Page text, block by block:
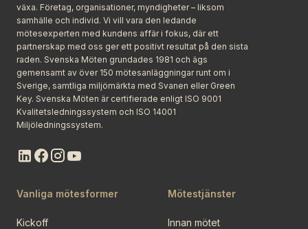
växa. Företag, organisationer, myndigheter – liksom
samhälle och individ. Vi vill vara den ledande
mötesexperten med kundens affär i fokus, där ett
partnerskap med oss ger ett positivt resultat på den sista
raden. Svenska Möten grundades 1981 och ägs
gemensamt av över 150 mötesanläggningar runt om i
Sverige, samtliga miljömärkta med Svanen eller Green
Key. Svenska Möten är certifierade enligt ISO 9001
Kvalitetsledningssystem och ISO 14001
Miljöledningssystem.
Vanliga mötesformer
Kickoff
Mötestjänster
Innan mötet